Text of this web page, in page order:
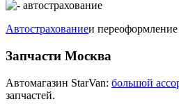
Автострахованиеи
Запчасти Москва
Автомагазин StarVan: большой
запчастей.